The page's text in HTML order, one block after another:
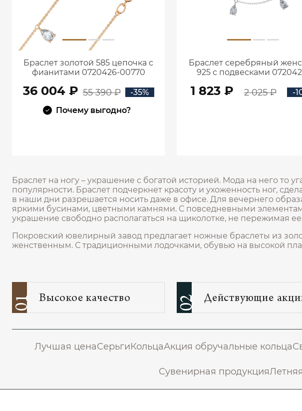
Браслет золотой 585 цепочка с
фианитами 0720426-00770
36 004 ₽ 55 390 ₽
-35%
Почему выгодно?
Браслет серебряный
925 с подвесками
1 823 ₽ 2 025 ₽ -
Браслет на ногу – украшение с богатой историей. Мода на него то
популярности. Браслет подчеркнет красоту и ухоженность ног,
в наши дни разрешается носить даже в офисе. Для вечернего
яркими бусинами, цветными камнями. С повседневными
украшение свободно располагаться на щиколотке, не пережимая
Покровский ювелирный завод предлагает ножные браслеты из
женственным. С традиционными лодочками, обувью на высокой
01 Высокое качество 02 Действующие
Лучшая ценаСерьгиКольцаАкция обручальные кольца
Сувенирная продукция